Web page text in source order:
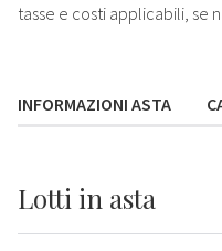
tasse e costi applicabili, se
INFORMAZIONI ASTA
Lotti in asta